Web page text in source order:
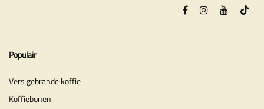
Populair
Vers gebrande koffie
Koffiebonen